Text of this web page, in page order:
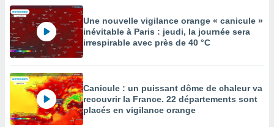
Une nouvelle vigilance orange « canicule »
inévitable à Paris : jeudi, la journée sera
irrespirable avec près de 40 °C
Canicule : un puissant dôme de chaleur va
recouvrir la France. 22 départements sont
placés en vigilance orange